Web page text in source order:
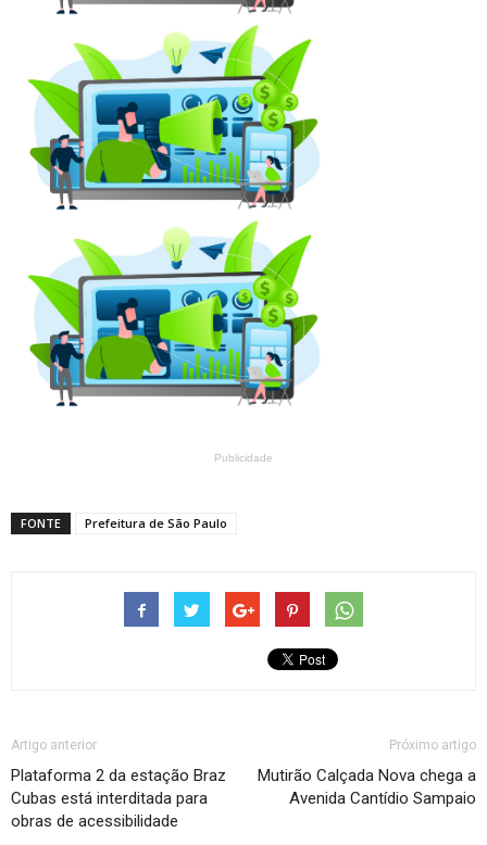
Publicidade
FONTE Prefeitura de São Paulo
Artigo anterior
Plataforma 2 da estação Braz
Cubas está interditada para
obras de acessibilidade
Próximo artigo
Mutirão Calçada Nova chega a
Avenida Cantídio Sampaio